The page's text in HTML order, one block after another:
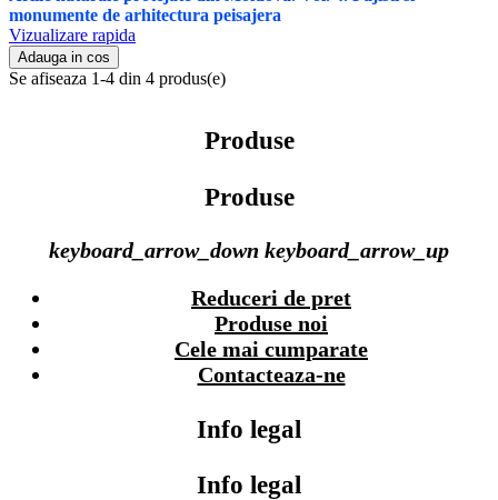
monumente de arhitectura peisajera
Vizualizare rapida
Adauga in cos
Se afiseaza 1-4 din 4 produs(e)
Produse
Produse
keyboard_arrow_down keyboard_arrow_up
Reduceri de pret
Produse noi
Cele mai cumparate
Contacteaza-ne
Info legal
Info legal